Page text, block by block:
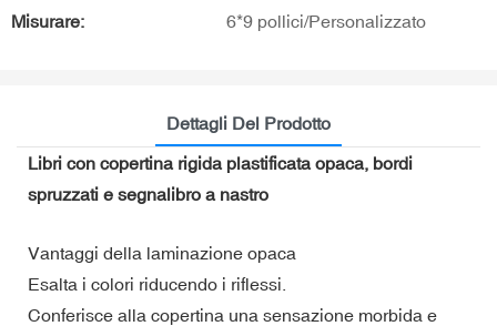
Misurare: 6*9 pollici/Personalizzato
Dettagli Del Prodotto
Libri con copertina rigida plastificata opaca, bordi
spruzzati e segnalibro a nastro
Vantaggi della laminazione opaca
Esalta i colori riducendo i riflessi.
Conferisce alla copertina una sensazione morbida e